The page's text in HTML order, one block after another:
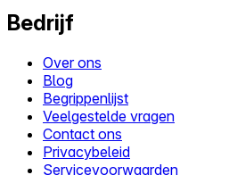
Bedrijf
Over ons
Blog
Begrippenlijst
Veelgestelde vragen
Contact ons
Privacybeleid
Servicevoorwaarden